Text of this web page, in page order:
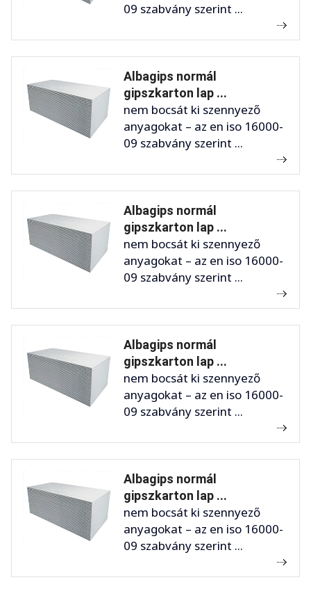
09 szabvány szerint ...
Albagips normál
gipszkarton lap ...
nem bocsát ki szennyező
anyagokat – az en iso 16000-
09 szabvány szerint ...
Albagips normál
gipszkarton lap ...
nem bocsát ki szennyező
anyagokat – az en iso 16000-
09 szabvány szerint ...
Albagips normál
gipszkarton lap ...
nem bocsát ki szennyező
anyagokat – az en iso 16000-
09 szabvány szerint ...
Albagips normál
gipszkarton lap ...
nem bocsát ki szennyező
anyagokat – az en iso 16000-
09 szabvány szerint ...